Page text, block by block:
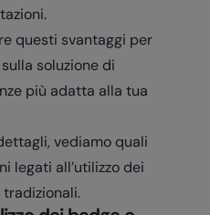
questi svantaggi per
soluzione di
più adatta alla tua
vediamo quali
legati all’utilizzo dei